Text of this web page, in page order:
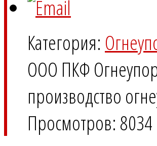
Категория:
ООО ПКФ
производство
Просмотров: 8034